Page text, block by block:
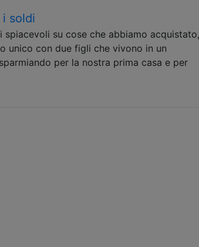
soldi
su cose che abbiamo acquistato,
unico con due figli che vivono in un
per la nostra prima casa e per